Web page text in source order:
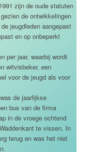
zijn de oude statuten
de ontwikkelingen
jeugdleden aangepast
en op onbeperkt
per jaar, waarbij wordt
witvisbeker, een
voor de jeugd als voor
de jaarlijkse
bus van de firma
in de vroege ochtend
te vissen. In
terug en was het niet